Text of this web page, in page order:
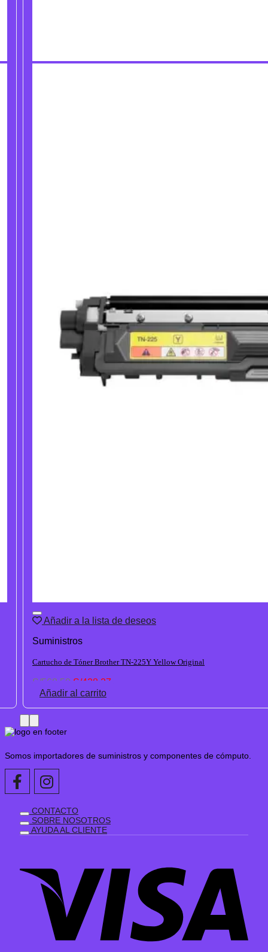
Añadir a la lista de deseos
Suministros
Cartucho de Tóner Brother TN-225Y Yellow Original
S/568.50 El
precio
S/428.27El
Añadir al carrito
Somos importadores de suministros y componentes de cómputo.
CONTACTO
SOBRE NOSOTROS
AYUDA AL CLIENTE